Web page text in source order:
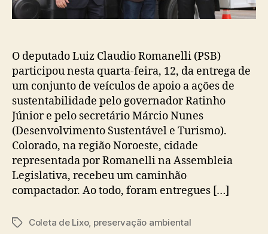
O deputado Luiz Claudio Romanelli (PSB)
participou nesta quarta-feira, 12, da entrega de
um conjunto de veículos de apoio a ações de
sustentabilidade pelo governador Ratinho
Júnior e pelo secretário Márcio Nunes
(Desenvolvimento Sustentável e Turismo).
Colorado, na região Noroeste, cidade
representada por Romanelli na Assembleia
Legislativa, recebeu um caminhão
compactador. Ao todo, foram entregues […]
TagsColeta de Lixo, preservação ambiental